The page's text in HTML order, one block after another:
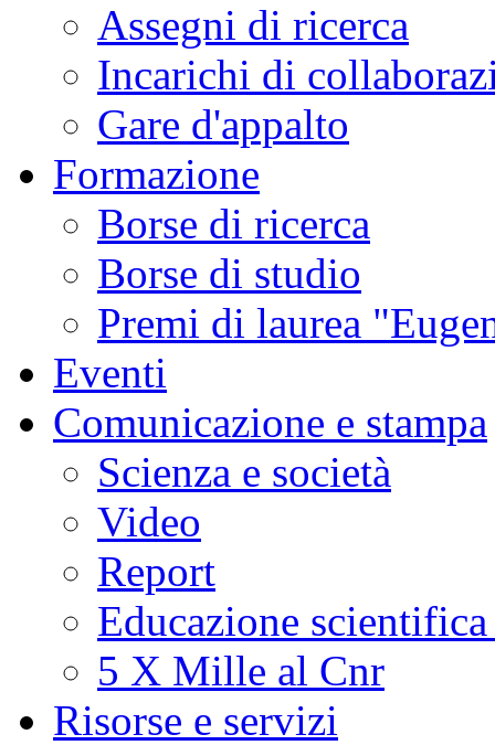
Assegni di ricerca
Incarichi di
Gare d'appalto
Formazione
Borse di ricerca
Borse di studio
Premi di laurea
Eventi
Comunicazione e stampa
Scienza e società
Video
Report
Educazione
5 X Mille al Cnr
Risorse e servizi